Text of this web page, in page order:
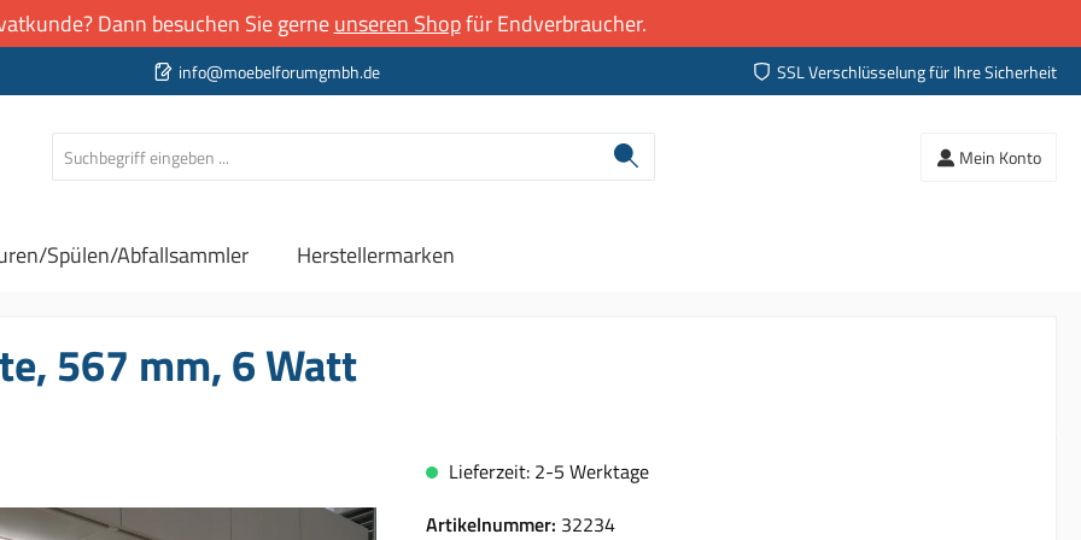
Dann besuchen Sie gerneunseren Shopfür Endverbraucher.
info@moebelforumgmbh.de SSL Verschlüsselung für Ihre Sicherheit
Mein Konto
Spülen/Abfallsammler Herstellermarken
567 mm, 6 Watt
Lieferzeit: 2-5 Werktage
Artikelnummer: 32234